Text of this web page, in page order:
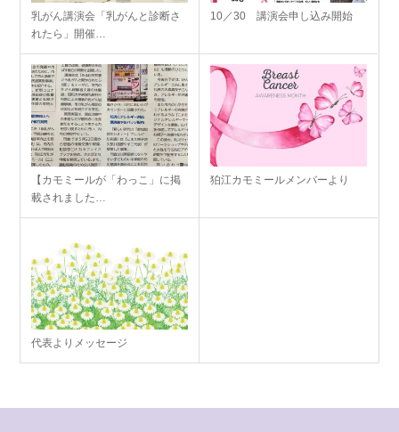
乳がん講演会「乳がんと診断さ
れたら」開催…
10／30 講演会申し込み開始
【カモミールが「わっこ」に掲
載されました…
狛江カモミールメンバーより
代表よりメッセージ